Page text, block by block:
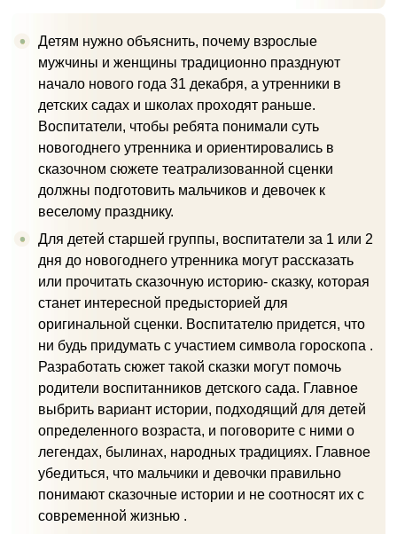
Детям нужно объяснить, почему взрослые
мужчины и женщины традиционно празднуют
начало нового года 31 декабря, а утренники в
детских садах и школах проходят раньше.
Воспитатели, чтобы ребята понимали суть
новогоднего утренника и ориентировались в
сказочном сюжете театрализованной сценки
должны подготовить мальчиков и девочек к
веселому празднику.
Для детей старшей группы, воспитатели за 1 или 2
дня до новогоднего утренника могут рассказать
или прочитать сказочную историю- сказку, которая
станет интересной предысторией для
оригинальной сценки. Воспитателю придется, что
ни будь придумать с участием символа гороскопа .
Разработать сюжет такой сказки могут помочь
родители воспитанников детского сада. Главное
выбрить вариант истории, подходящий для детей
определенного возраста, и поговорите с ними о
легендах, былинах, народных традициях. Главное
убедиться, что мальчики и девочки правильно
понимают сказочные истории и не соотносят их с
современной жизнью .